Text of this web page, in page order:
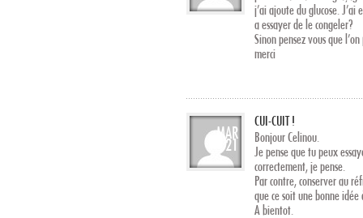
j’ai ajoute du glucose.
a essayer de le congeler?
Sinon pensez vous que
merci
MAR
21
CUI-CUIT !
Bonjour Celinou.
Je pense que tu peux
correctement, je pense.
Par contre, conserver au
que ce soit une bonne idée
A bientot.